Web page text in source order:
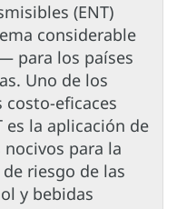
(ENT)
considerable
para los países
Uno de los
eficaces
es la aplicación de
para la
riesgo de las
y bebidas